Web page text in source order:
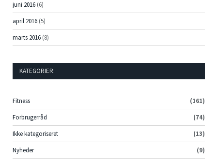
juni 2016 (6)
april 2016 (5)
marts 2016 (8)
KATEGORIER:
Fitness
(161)
Forbrugerråd
(74)
Ikke kategoriseret
(13)
Nyheder
(9)